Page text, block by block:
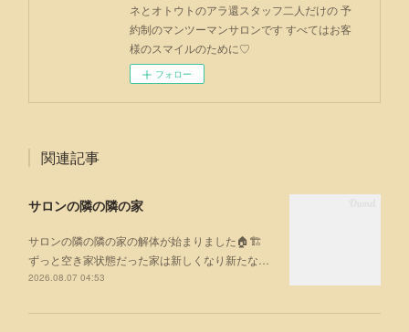
ネとオトウトのアラ還スタッフ二人だけの 予
約制のマンツーマンサロンです すべてはお客
様のスマイルのために♡
フォロー
関連記事
サロンの隣の隣の家
サロンの隣の隣の家の解体が始まりました🏠🏗
ずっと空き家状態だった家は新しくなり新たな…
2026.08.07 04:53